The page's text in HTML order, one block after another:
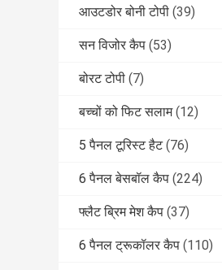
आउटडोर बोनी टोपी (39)
सन विजोर कैप (53)
बोरट टोपी (7)
बच्चों को फिट सलाम (12)
5 पैनल टूरिस्ट हैट (76)
6 पैनल बेसबॉल कैप (224)
फ्लैट ब्रिम मेश कैप (37)
6 पैनल ट्रूकॉलर कैप (110)